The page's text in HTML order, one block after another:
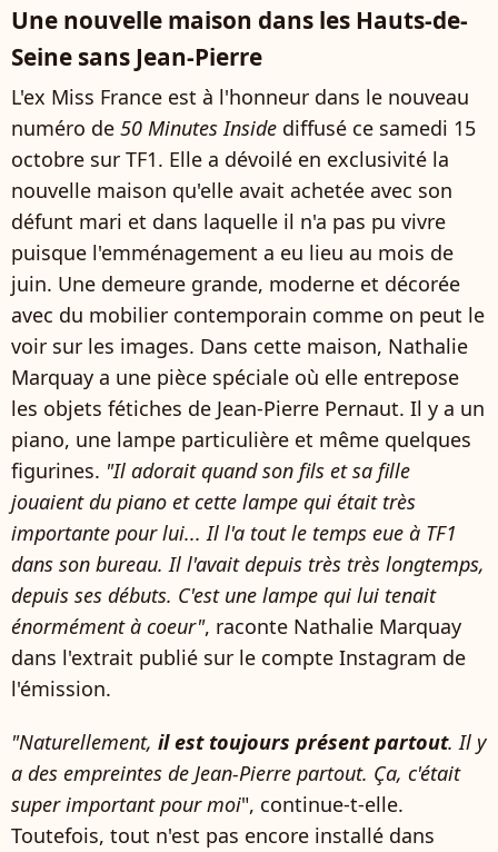
Une nouvelle maison dans les Hauts-de-
Seine sans Jean-Pierre
L'ex Miss France est à l'honneur dans le nouveau
numéro de 50 Minutes Inside diffusé ce samedi 15
octobre sur TF1. Elle a dévoilé en exclusivité la
nouvelle maison qu'elle avait achetée avec son
défunt mari et dans laquelle il n'a pas pu vivre
puisque l'emménagement a eu lieu au mois de
juin. Une demeure grande, moderne et décorée
avec du mobilier contemporain comme on peut le
voir sur les images. Dans cette maison, Nathalie
Marquay a une pièce spéciale où elle entrepose
les objets fétiches de Jean-Pierre Pernaut. Il y a un
piano, une lampe particulière et même quelques
figurines. "Il adorait quand son fils et sa fille
jouaient du piano et cette lampe qui était très
importante pour lui... Il l'a tout le temps eue à TF1
dans son bureau. Il l'avait depuis très très longtemps,
depuis ses débuts. C'est une lampe qui lui tenait
énormément à coeur", raconte Nathalie Marquay
dans l'extrait publié sur le compte Instagram de
l'émission.
"Naturellement, il est toujours présent partout. Il y
a des empreintes de Jean-Pierre partout. Ça, c'était
super important pour moi", continue-t-elle.
Toutefois, tout n'est pas encore installé dans